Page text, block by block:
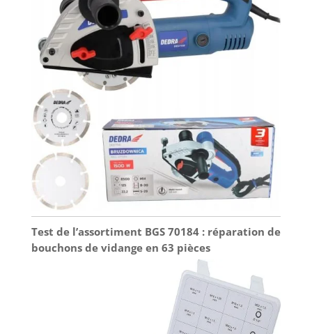
Test de l’assortiment BGS 70184 : réparation de
bouchons de vidange en 63 pièces